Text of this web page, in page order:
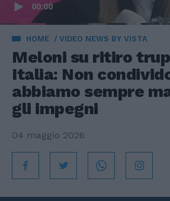
00:00
HOME VIDEO NEWS BY VISTA
Meloni su ritiro
Italia: Non
abbiamo sempre
gli impegni
04 maggio 2026